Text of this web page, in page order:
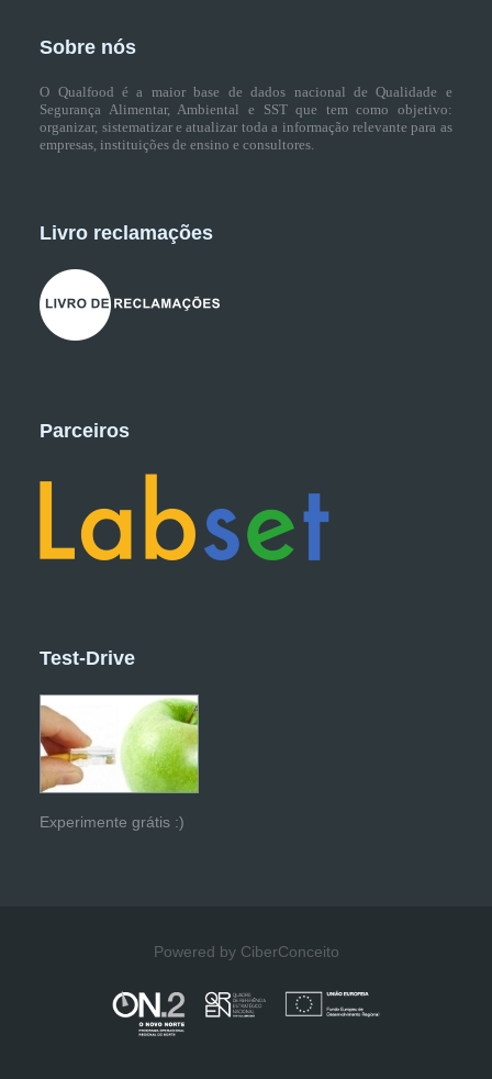
Sobre nós
O Qualfood é a maior base de dados nacional de Qualidade e
Segurança Alimentar, Ambiental e SST que tem como objetivo:
organizar, sistematizar e atualizar toda a informação relevante para as
empresas, instituições de ensino e consultores.
Livro reclamações
Parceiros
Test-Drive
Experimente grátis :)
Powered by CiberConceito